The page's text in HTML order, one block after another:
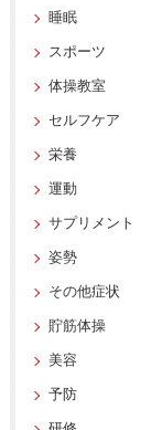
睡眠
スポーツ
体操教室
セルフケア
栄養
運動
サプリメント
姿勢
その他症状
貯筋体操
美容
予防